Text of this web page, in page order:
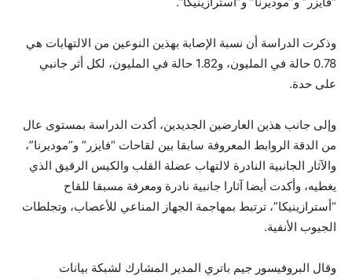
وذكرت الدراسة أن نسبة الإصابة بهذين النوعين من الالتهابات هي
0.78 حالة في المليون، و1.82 حالة في المليون، لكل أثر جانبي
على حدة.
وإلى جانب هذين العارضين الجديدين، أكدت الدراسة بمستوى عال
من الدقة الروابط المعروفة سابقا بين لقاحات “فايزر” و”موديرنا”،
والآثار الجانبية النادرة لالتهاب عضلة القلب والكيس الرقيق الذي
يغطيه، وأكدت أيضا آثارا جانبية نادرة ومعرفة مسبقا للقاح
“أسترازينيكا”، ترتبط بمهاجمة الجهاز المناعي للأعصاب، وتجلطات
الجيوب الأنفية.
وقال البروفيسور جيم باتري المدير المشارك لشبكة بيانات